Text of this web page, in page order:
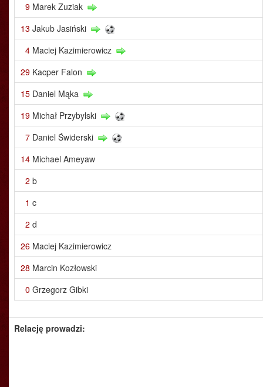
9 Marek Zuziak
13 Jakub Jasiński
4 Maciej Kazimierowicz
29 Kacper Falon
15 Daniel Mąka
19 Michał Przybylski
7 Daniel Świderski
14 Michael Ameyaw
2 b
1 c
2 d
26 Maciej Kazimierowicz
28 Marcin Kozłowski
0 Grzegorz Gibki
Relację prowadzi: